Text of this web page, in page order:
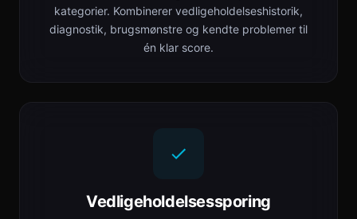
kategorier. Kombinerer vedligeholdelseshistorik,
diagnostik, brugsmønstre og kendte problemer til
én klar score.
Vedligeholdelsessporing